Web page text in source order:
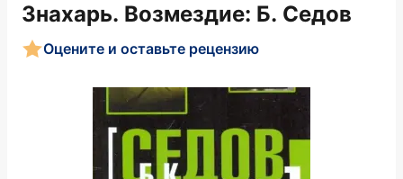
Знахарь. Возмездие: Б. Седов
Оцените и оставьте рецензию